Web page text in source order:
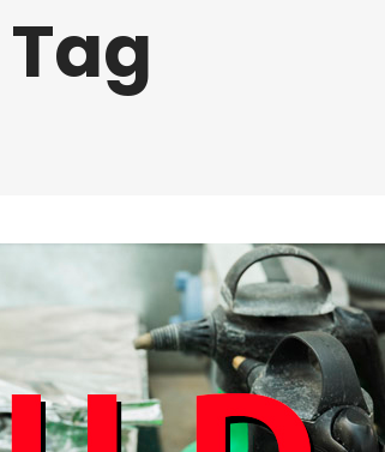
braccio telescopico
muletti e telescopiche
Lavoratori
Lavoratori
Lavoratori
Lavori in
Primo
Primo
RLS